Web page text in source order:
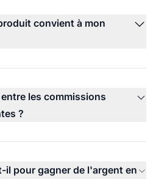
convient à mon
les commissions
?
il pour gagner de l'argent en